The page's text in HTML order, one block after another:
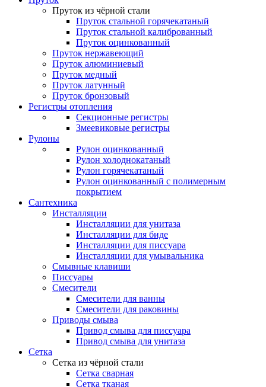
Пруток из чёрной стали
Пруток стальной горячекатаный
Пруток стальной калиброванный
Пруток оцинкованный
Пруток нержавеющий
Пруток алюминиевый
Пруток медный
Пруток латунный
Пруток бронзовый
Регистры отопления
Секционные регистры
Змеевиковые регистры
Рулоны
Рулон оцинкованный
Рулон холоднокатаный
Рулон горячекатаный
Рулон оцинкованный с полимерным
покрытием
Сантехника
Инсталляции
Инсталляции для унитаза
Инсталляции для биде
Инсталляции для писсуара
Инсталляции для умывальника
Смывные клавиши
Писсуары
Смесители
Смесители для ванны
Смесители для раковины
Приводы смыва
Привод смыва для писсуара
Привод смыва для унитаза
Сетка
Сетка из чёрной стали
Сетка сварная
Сетка тканая